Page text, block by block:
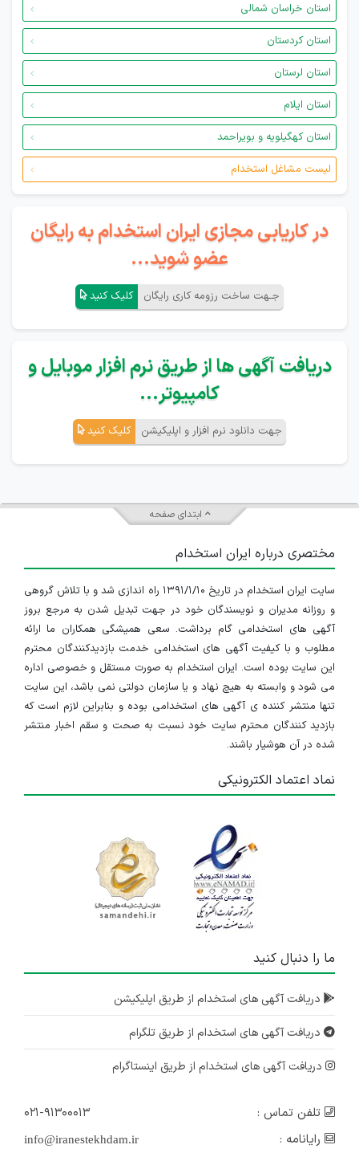
استان خراسان شمالی
استان کردستان
استان لرستان
استان ایلام
استان کهگیلویه و بویراحمد
لیست مشاغل استخدام
در کاریابی مجازی ایران استخدام به رایگان
عضو شوید...
جـهت ساخت رزومه کاری رایگان کلیک کنید
دریافت آگهی ها از طریق نرم افزار موبایل و
کامپیوتر...
جهت دانلود نرم افزار و اپلیکیشن کلیک کنید
ابتدای صفحه
مختصری درباره ایران استخدام
سایت ایران استخدام در تاریخ ۱۳۹۱/۱/۱۰ راه اندازی شد و با تلاش گروهی
و روزانه مدیران و نویسندگان خود در جهت تبدیل شدن به مرجع بروز
آگهی های استخدامی گام برداشت. سعی همیشگی همکاران ما ارائه
مطلوب و با کیفیت آگهی های استخدامی خدمت بازدیدکنندگان محترم
این سایت بوده است. ایران استخدام به صورت مستقل و خصوصی اداره
می شود و وابسته به هیچ نهاد و یا سازمان دولتی نمی باشد، این سایت
تنها منتشر کننده ی آگهی های استخدامی بوده و بنابراین لازم است که
بازدید کنندگان محترم سایت خود نسبت به صحت و سقم اخبار منتشر
شده در آن هوشیار باشند.
نماد اعتماد الکترونیکی
ما را دنبال کنید
دریافت آگهی های استخدام از طریق اپلیکیشن
دریافت آگهی های استخدام از طریق تلگرام
دریافت آگهی های استخدام از طریق اینستاگرام
تلفن تماس :
۰۲۱-۹۱۳۰۰۰۱۳
رایانامه :
info@iranestekhdam.ir